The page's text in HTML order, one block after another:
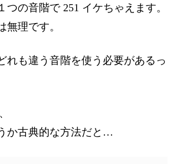
つの音階で 251 イケちゃえます。
無理です。
れも違う音階を使う必要があるっ
か古典的な方法だと…